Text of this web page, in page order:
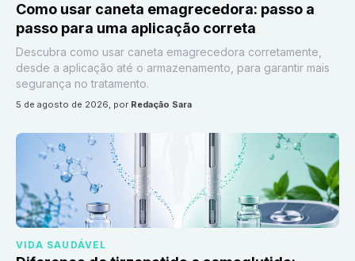
Como usar caneta emagrecedora: passo a
passo para uma aplicação correta
Descubra como usar caneta emagrecedora corretamente,
desde a aplicação até o armazenamento, para garantir mais
segurança no tratamento.
5 de agosto de 2026, por Redação Sara
VIDA SAUDÁVEL